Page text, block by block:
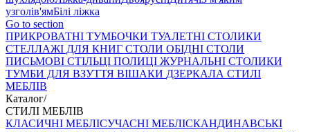
узголів'ямБілі ліжка
Go to section
ПРИКРОВАТНІ ТУМБОЧКИ ТУАЛЕТНІ СТОЛИКИ
СТЕЛЛАЖІ ДЛЯ КНИГ СТОЛИ ОБІДНІ СТОЛИ
ПИСЬМОВІ СТІЛЬЦI ПОЛИЦІ ЖУРНАЛЬНІ СТОЛИКИ
ТУМБИ ДЛЯ ВЗУТТЯ ВІШАКИ ДЗЕРКАЛА СТИЛІ
МЕБЛІВ
Каталог/
СТИЛІ МЕБЛІВ
КЛАСИЧНІ МЕБЛІСУЧАСНІ МЕБЛІСКАНДИНАВСЬКІ